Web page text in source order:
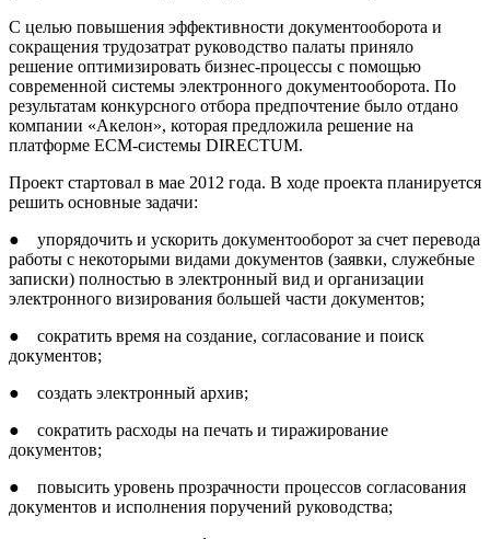
С целью повышения эффективности документооборота и
сокращения трудозатрат руководство палаты приняло
решение оптимизировать бизнес-процессы с помощью
современной системы электронного документооборота. По
результатам конкурсного отбора предпочтение было отдано
компании «Акелон», которая предложила решение на
платформе ECM-системы DIRECTUM.
Проект стартовал в мае 2012 года. В ходе проекта планируется
решить основные задачи:
● упорядочить и ускорить документооборот за счет перевода
работы с некоторыми видами документов (заявки, служебные
записки) полностью в электронный вид и организации
электронного визирования большей части документов;
● сократить время на создание, согласование и поиск
документов;
● создать электронный архив;
● сократить расходы на печать и тиражирование
документов;
● повысить уровень прозрачности процессов согласования
документов и исполнения поручений руководства;